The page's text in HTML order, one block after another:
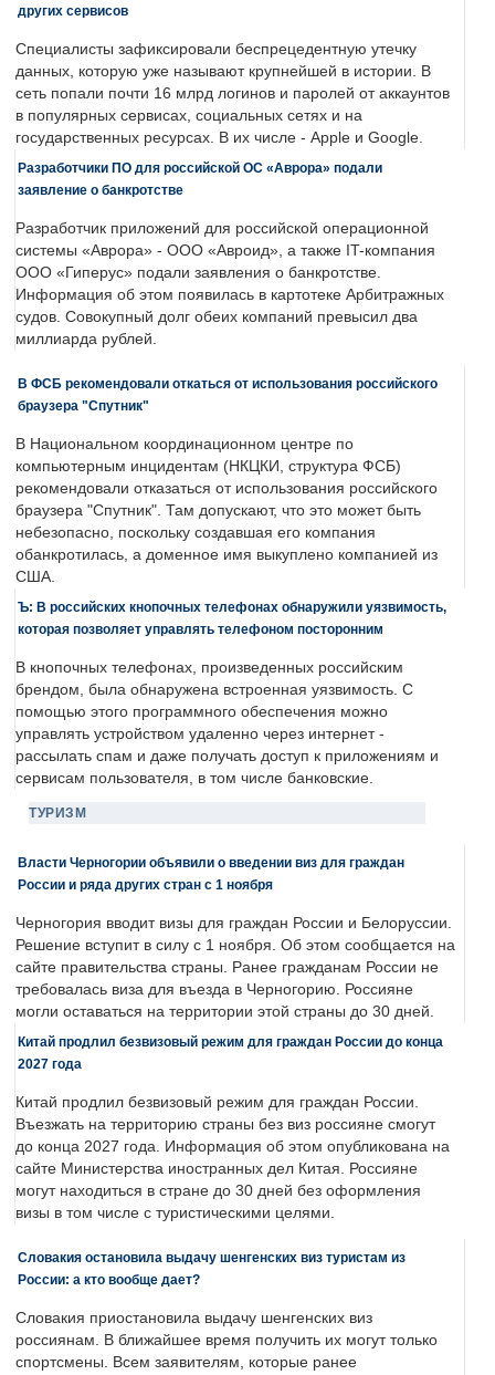
других сервисов
Специалисты зафиксировали беспрецедентную утечку
данных, которую уже называют крупнейшей в истории. В
сеть попали почти 16 млрд логинов и паролей от аккаунтов
в популярных сервисах, социальных сетях и на
государственных ресурсах. В их числе - Apple и Google.
Разработчики ПО для российской ОС «Аврора» подали
заявление о банкротстве
Разработчик приложений для российской операционной
системы «Аврора» - ООО «Авроид», а также IT-компания
ООО «Гиперус» подали заявления о банкротстве.
Информация об этом появилась в картотеке Арбитражных
судов. Совокупный долг обеих компаний превысил два
миллиарда рублей.
В ФСБ рекомендовали откаться от использования российского
браузера "Спутник"
В Национальном координационном центре по
компьютерным инцидентам (НКЦКИ, структура ФСБ)
рекомендовали отказаться от использования российского
браузера "Спутник". Там допускают, что это может быть
небезопасно, поскольку создавшая его компания
обанкротилась, а доменное имя выкуплено компанией из
США.
Ъ: В российских кнопочных телефонах обнаружили уязвимость,
которая позволяет управлять телефоном посторонним
В кнопочных телефонах, произведенных российским
брендом, была обнаружена встроенная уязвимость. С
помощью этого программного обеспечения можно
управлять устройством удаленно через интернет -
рассылать спам и даже получать доступ к приложениям и
сервисам пользователя, в том числе банковские.
ТУРИЗМ
Власти Черногории объявили о введении виз для граждан
России и ряда других стран с 1 ноября
Черногория вводит визы для граждан России и Белоруссии.
Решение вступит в силу с 1 ноября. Об этом сообщается на
сайте правительства страны. Ранее гражданам России не
требовалась виза для въезда в Черногорию. Россияне
могли оставаться на территории этой страны до 30 дней.
Китай продлил безвизовый режим для граждан России до конца
2027 года
Китай продлил безвизовый режим для граждан России.
Въезжать на территорию страны без виз россияне смогут
до конца 2027 года. Информация об этом опубликована на
сайте Министерства иностранных дел Китая. Россияне
могут находиться в стране до 30 дней без оформления
визы в том числе с туристическими целями.
Словакия остановила выдачу шенгенских виз туристам из
России: а кто вообще дает?
Словакия приостановила выдачу шенгенских виз
россиянам. В ближайшее время получить их могут только
спортсмены. Всем заявителям, которые ранее